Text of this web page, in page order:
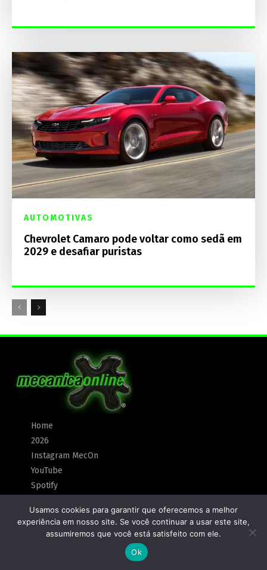
AUTOMOTIVAS
Chevrolet Camaro pode voltar como sedã em
2029 e desafiar puristas
Home
2026
Instagram MecOn
YouTube
Spotify
Anunciar
Política de Privacidade
Usamos cookies para garantir que oferecemos a melhor
experiência em nosso site. Se você continuar a usar este site,
assumiremos que você está satisfeito com ele.
Ok